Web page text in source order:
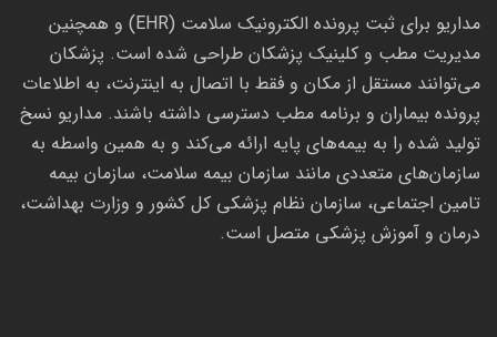
مداریو برای ثبت پرونده الکترونیک سلامت (EHR) و همچنین
مدیریت مطب و کلینیک پزشکان طراحی شده است. پزشکان
می‌توانند مستقل از مکان و فقط با اتصال به اینترنت، به اطلاعات
پرونده بیماران و برنامه مطب دسترسی داشته باشند. مداریو نسخ
تولید شده را به بیمه‌های پایه ارائه می‌کند و به همین واسطه به
سازمان‌های متعددی مانند سازمان بیمه سلامت، سازمان بیمه
تامین اجتماعی، سازمان نظام پزشکی کل کشور و وزارت بهداشت،
درمان و آموزش پزشکی متصل است.